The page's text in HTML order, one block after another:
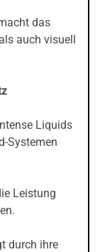
das
auch visuell
Liquids
Systemen
Leistung
durch ihre